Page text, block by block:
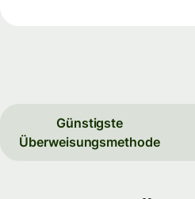
Günstigste
Überweisungsmethode